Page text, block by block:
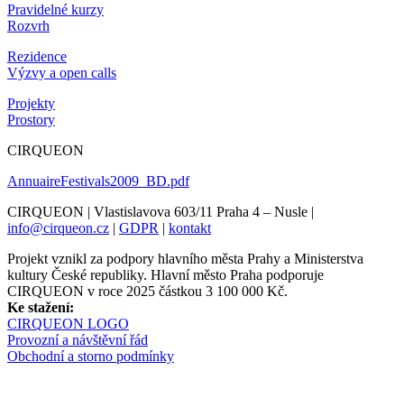
Pravidelné kurzy
Rozvrh
Rezidence
Výzvy a open calls
Projekty
Prostory
CIRQUEON
AnnuaireFestivals2009_BD.pdf
CIRQUEON | Vlastislavova 603/11 Praha 4 – Nusle |
info@cirqueon.cz | GDPR | kontakt
Projekt vznikl za podpory hlavního města Prahy a Ministerstva
kultury České republiky. Hlavní město Praha podporuje
CIRQUEON v roce 2025 částkou 3 100 000 Kč.
Ke stažení:
CIRQUEON LOGO
Provozní a návštěvní řád
Obchodní a storno podmínky